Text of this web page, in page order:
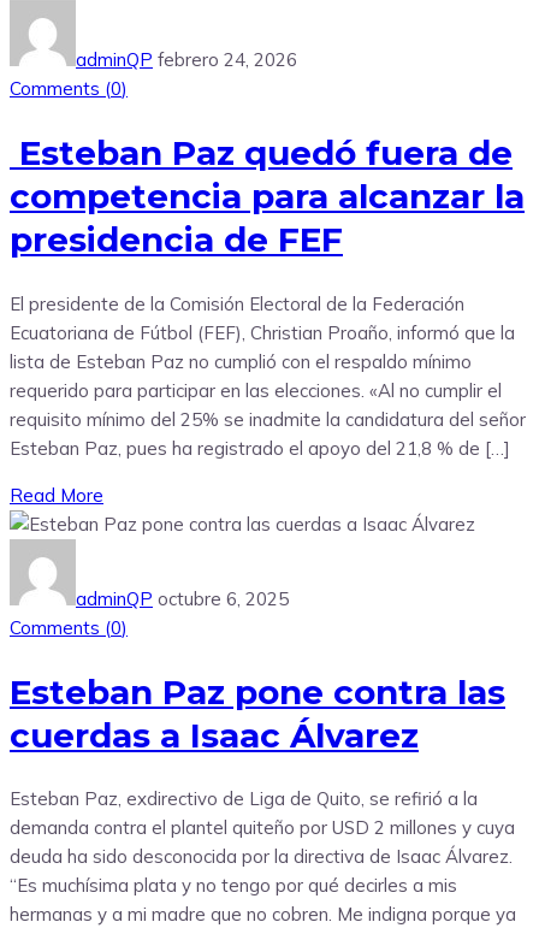
adminQP febrero 24, 2026
Comments (0)
Esteban Paz quedó fuera de
competencia para alcanzar la
presidencia de FEF
El presidente de la Comisión Electoral de la Federación
Ecuatoriana de Fútbol (FEF), Christian Proaño, informó que la
lista de Esteban Paz no cumplió con el respaldo mínimo
requerido para participar en las elecciones. «Al no cumplir el
requisito mínimo del 25% se inadmite la candidatura del señor
Esteban Paz, pues ha registrado el apoyo del 21,8 % de […]
Read More
adminQP octubre 6, 2025
Comments (0)
Esteban Paz pone contra las
cuerdas a Isaac Álvarez
Esteban Paz, exdirectivo de Liga de Quito, se refirió a la
demanda contra el plantel quiteño por USD 2 millones y cuya
deuda ha sido desconocida por la directiva de Isaac Álvarez.
“Es muchísima plata y no tengo por qué decirles a mis
hermanas y a mi madre que no cobren. Me indigna porque ya